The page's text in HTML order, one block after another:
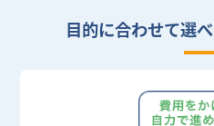
目的に合わせて選